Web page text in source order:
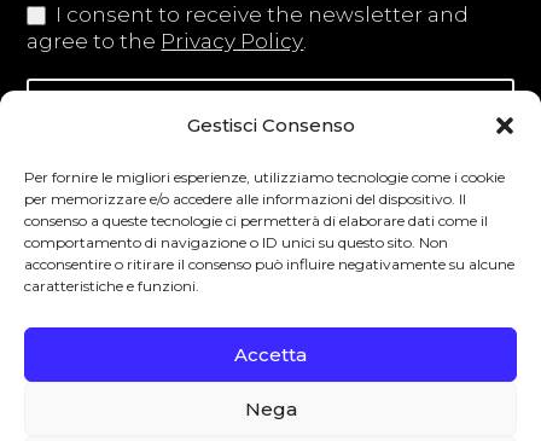
Gestisci Consenso
Per fornire le migliori esperienze, utilizziamo tecnologie come i cookie
per memorizzare e/o accedere alle informazioni del dispositivo. Il
consenso a queste tecnologie ci permetterà di elaborare dati come il
comportamento di navigazione o ID unici su questo sito. Non
acconsentire o ritirare il consenso può influire negativamente su alcune
caratteristiche e funzioni.
Accetta
Nega
I consent to receive the newsletter and
agree to the Privacy Policy
Iscriviti alla newsletter
Degustibus invita al consumo responsabile.
La vendita di bevande alcoliche è vietata ai
Paese di residenza. L’abuso di alcol è
pericoloso per la salute.